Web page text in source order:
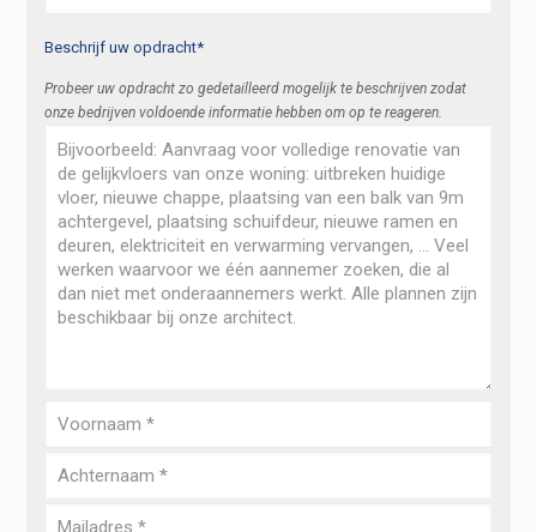
Beschrijf uw opdracht*
Probeer uw opdracht zo gedetailleerd mogelijk te beschrijven zodat
onze bedrijven voldoende informatie hebben om op te reageren.